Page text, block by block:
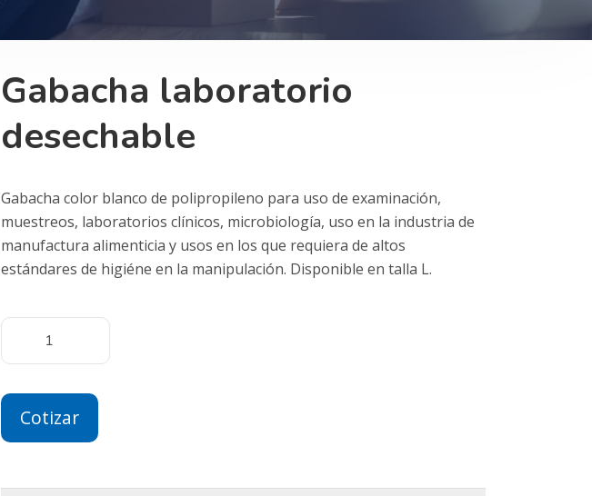
Gabacha laboratorio
desechable
Gabacha color blanco de polipropileno para uso de examinación,
muestreos, laboratorios clínicos, microbiología, uso en la industria de
manufactura alimenticia y usos en los que requiera de altos
estándares de higiéne en la manipulación. Disponible en talla L.
Cotizar